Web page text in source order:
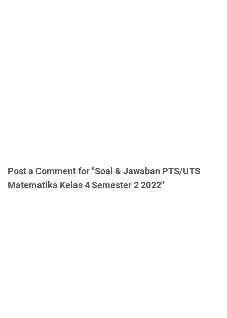
Post a Comment for "Soal & Jawaban PTS/UTS
Matematika Kelas 4 Semester 2 2022"